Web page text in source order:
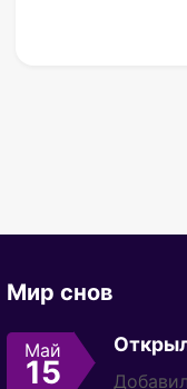
Мир снов
Май
15